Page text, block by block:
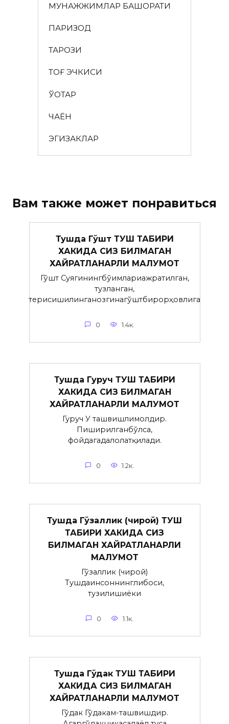
МУНАЖЖИМЛАР БАШОРАТИ
ПАРИЗОД
ТАРОЗИ
ТОҒ ЭЧКИСИ
ЎҚОТАР
ЧАЁН
ЭГИЗАКЛАР
Вам также может понравиться
Тушда Гўшт ТУШ ТАБИРИ
ХАКИДА СИЗ БИЛМАГАН
ХАЙРАТЛАНАРЛИ МАЛУМОТ
Гўшт Суягинингбўғимлариажратилган,
тузланган,
терисишилинганозгинагўштбирорҳовлига
0 1.4к.
Тушда Гуруч ТУШ ТАБИРИ
ХАКИДА СИЗ БИЛМАГАН
ХАЙРАТЛАНАРЛИ МАЛУМОТ
Гуруч У ташвишлимолдир.
Пиширилганбўлса,
фойдагадалолатқилади.
0 1.2к.
Тушда Гўзаллик (чирой) ТУШ
ТАБИРИ ХАКИДА СИЗ
БИЛМАГАН ХАЙРАТЛАНАРЛИ
МАЛУМОТ
Гўзаллик (чирой)
Тушдаинсоннинглибоси,
тузилишиёки
0 1.1к.
Тушда Гўдак ТУШ ТАБИРИ
ХАКИДА СИЗ БИЛМАГАН
ХАЙРАТЛАНАРЛИ МАЛУМОТ
Гўдак Гўдакғам-ташвишдир.